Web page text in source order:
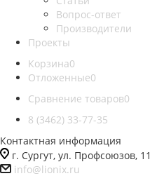
Вопрос-ответ
Производители
Проекты
Корзина0
Отложенные0
Сравнение товаров0
8 (3462) 33-77-35
Контактная информация
г. Сургут, ул. Профсоюзов, 11
info@lionix.ru